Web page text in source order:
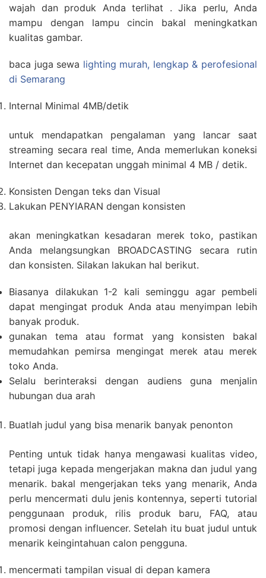
wajah dan produk Anda terlihat . Jika perlu, Anda
mampu dengan lampu cincin bakal meningkatkan
kualitas gambar.
baca juga sewa lighting murah, lengkap & perofesional
di Semarang
Internal Minimal 4MB/detik
untuk mendapatkan pengalaman yang lancar saat
streaming secara real time, Anda memerlukan koneksi
Internet dan kecepatan unggah minimal 4 MB / detik.
Konsisten Dengan teks dan Visual
Lakukan PENYIARAN dengan konsisten
akan meningkatkan kesadaran merek toko, pastikan
Anda melangsungkan BROADCASTING secara rutin
dan konsisten. Silakan lakukan hal berikut.
Biasanya dilakukan 1-2 kali seminggu agar pembeli
dapat mengingat produk Anda atau menyimpan lebih
banyak produk.
gunakan tema atau format yang konsisten bakal
memudahkan pemirsa mengingat merek atau merek
toko Anda.
Selalu berinteraksi dengan audiens guna menjalin
hubungan dua arah
Buatlah judul yang bisa menarik banyak penonton
Penting untuk tidak hanya mengawasi kualitas video,
tetapi juga kepada mengerjakan makna dan judul yang
menarik. bakal mengerjakan teks yang menarik, Anda
perlu mencermati dulu jenis kontennya, seperti tutorial
penggunaan produk, rilis produk baru, FAQ, atau
promosi dengan influencer. Setelah itu buat judul untuk
menarik keingintahuan calon pengguna.
mencermati tampilan visual di depan kamera